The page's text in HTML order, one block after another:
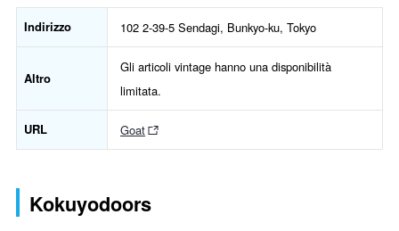
Indirizzo 102 2-39-5 Sendagi, Bunkyo-ku, Tokyo
Altro
Gli articoli vintage hanno una disponibilità
limitata.
URL Goat
Kokuyodoors